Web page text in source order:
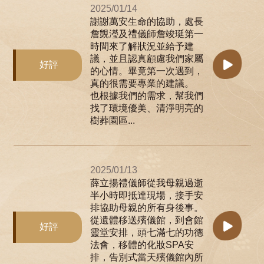
好評
2025/01/14
謝謝萬安生命的協助，處長
詹覬瀅及禮儀師詹竣珽第一
時間來了解狀況並給予建
議，並且認真顧慮我們家屬
的心情。畢竟第一次遇到，
真的很需要專業的建議。
也根據我們的需求，幫我們
找了環境優美、清淨明亮的
樹葬園區...
好評
2025/01/13
薛立揚禮儀師從我母親過逝
半小時即抵達現場，接手安
排協助母親的所有身後事。
從遺體移送殯儀館，到會館
靈堂安排，頭七滿七的功德
法會，移體的化妝SPA安
排，告別式當天殯儀館內所